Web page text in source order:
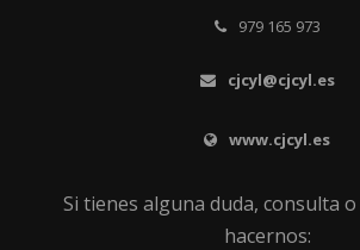
979 165 973
cjcyl@cjcyl.es
www.cjcyl.es
Si tienes alguna duda, consulta
hacernos: